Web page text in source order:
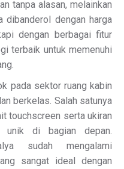
tanpa alasan, melainkan
dibanderol dengan harga
dengan berbagai fitur
terbaik untuk memenuhi
pada sektor ruang kabin
berkelas. Salah satunya
touchscreen serta ukiran
unik di bagian depan.
sudah mengalami
sangat ideal dengan